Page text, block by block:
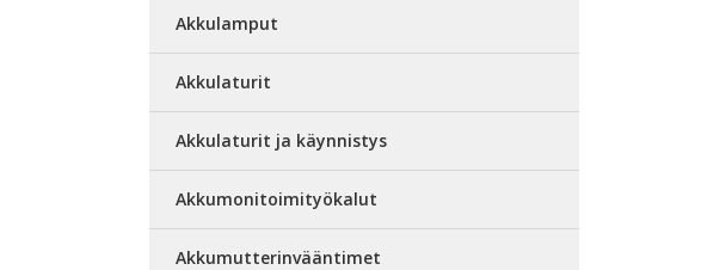
Akkulamput
Akkulaturit
Akkulaturit ja käynnistys
Akkumonitoimityökalut
Akkumutterinvääntimet